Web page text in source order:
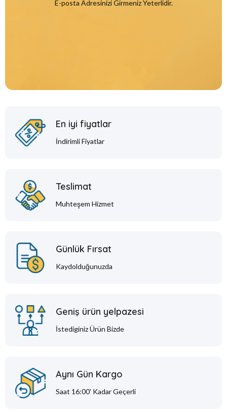
E-posta Adresinizi Girmeniz Yeterlidir.
En iyi fiyatlar
İndirimli Fiyatlar
Teslimat
Muhteşem Hizmet
Günlük Fırsat
Kaydolduğunuzda
Geniş ürün yelpazesi
İstediginiz Ürün Bizde
Aynı Gün Kargo
Saat 16:00' Kadar Geçerli